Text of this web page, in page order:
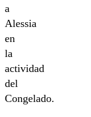
a
Alessia
en
la
actividad
del
Congelado.